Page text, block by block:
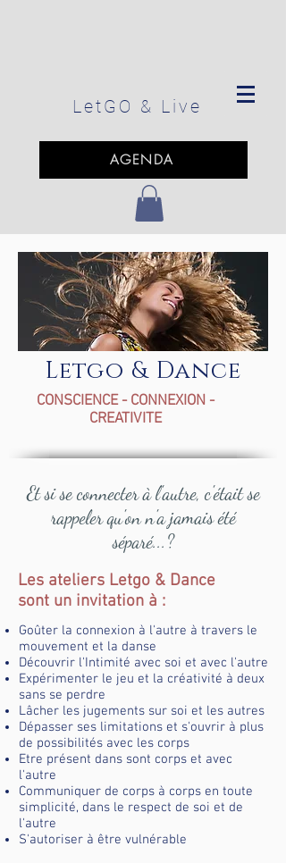
LetGO & Live
AGENDA
Letgo & Dance
CONSCIENCE - CONNEXION -
CREATIVITE
Et si se connecter à l'autre, c'était se
rappeler qu'on n'a jamais été
séparé...?
Les ateliers Letgo & Dance
sont un invitation à :
Goûter la connexion à l'autre à travers le
mouvement et la danse
Découvrir l'Intimité avec soi et avec l'autre
Expérimenter le jeu et la créativité à deux
sans se perdre
Lâcher les jugements sur soi et les autres
Dépasser ses limitations et s'ouvrir à plus
de possibilités avec les corps
Etre présent dans sont corps et avec
l'autre
Communiquer de corps à corps en toute
simplicité, dans le respect de soi et de
l'autre
S'autoriser à être vulnérable